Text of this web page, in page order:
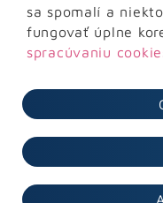
FAKTURAČNÉ ÚDAJE
Sliačska 13902/1A
831 02 Bratislava
DIČ: 2022171470
sa spomalí a
fungovať úplne
spracúvaniu